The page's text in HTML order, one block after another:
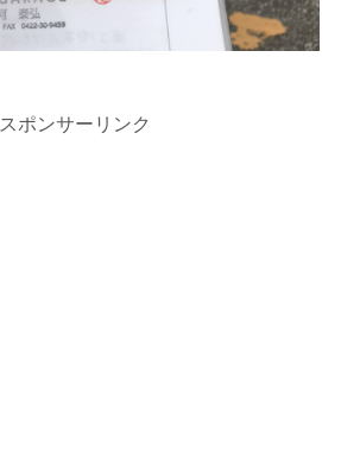
スポンサーリンク